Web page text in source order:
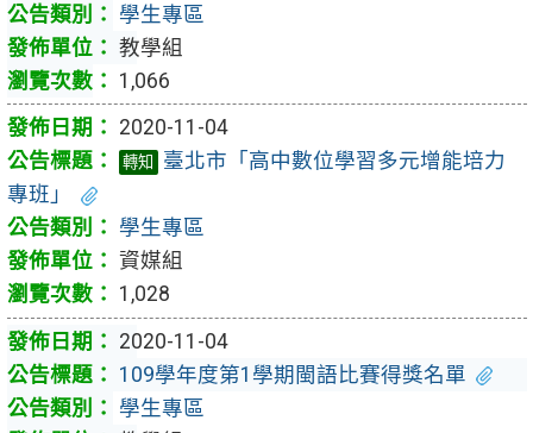
學生專區
教學組
1,066
2020-11-04
轉知
臺北市「高中數位學習多元增能培力
專班」
學生專區
資媒組
1,028
2020-11-04
109學年度第1學期閩語比賽得獎名單
學生專區